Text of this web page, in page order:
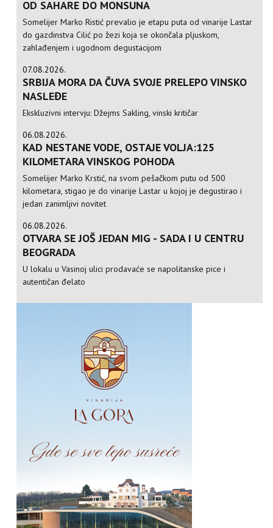
OD SAHARE DO MONSUNA
Somelijer Marko Ristić prevalio je etapu puta od vinarije Lastar
do gazdinstva Cilić po žezi koja se okončala pljuskom,
zahlađenjem i ugodnom degustacijom
07.08.2026.
SRBIJA MORA DA ČUVA SVOJE PRELEPO VINSKO
NASLEĐE
Ekskluzivni intervju: Džejms Sakling, vinski kritičar
06.08.2026.
KAD NESTANE VODE, OSTAJE VOLJA:125
KILOMETARA VINSKOG POHODA
Somelijer Marko Krstić, na svom pešačkom putu od 500
kilometara, stigao je do vinarije Lastar u kojoj je degustirao i
jedan zanimljivi novitet
06.08.2026.
OTVARA SE JOŠ JEDAN MIG - SADA I U CENTRU
BEOGRADA
U lokalu u Vasinoj ulici prodavaće se napolitanske pice i
autentičan đelato